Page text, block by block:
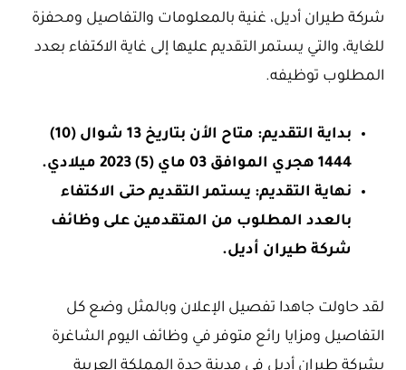
شركة طيران أديل، غنية بالمعلومات والتفاصيل ومحفزة
للغاية، والتي يستمر التقديم عليها إلى غاية الاكتفاء بعدد
المطلوب توظيفه.
بداية التقديم: متاح الأن بتاريخ 13 شوال (10)
1444 هجري الموافق 03 ماي (5) 2023 ميلادي.
نهاية التقديم: يستمر التقديم حتى الاكتفاء
بالعدد المطلوب من المتقدمين على وظائف
شركة طيران أديل.
لقد حاولت جاهدا تفصيل الإعلان وبالمثل وضع كل
التفاصيل ومزايا رائع متوفر في وظائف اليوم الشاغرة
بشركة طيران أديل في مدينة جدة المملكة العربية